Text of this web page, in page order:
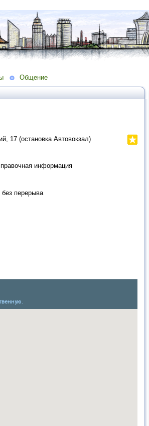
Общение
17 (остановка Автовокзал)
информация
перерыва